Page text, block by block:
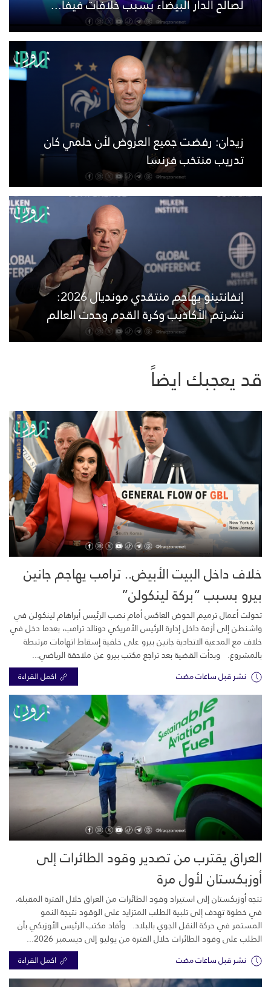
لصالح الدار البيضاء بسبب خلافات فيفا...
زيدان: رفضت جميع العروض لأن حلمي كان
تدريب منتخب فرنسا
إنفانتينو يهاجم منتقدي مونديال 2026:
نشرتم الأكاذيب وكرة القدم وحدت العالم
قد يعجبك ايضاً
خلاف داخل البيت الأبيض.. ترامب يهاجم جانين
بيرو بسبب “بركة لينكولن”
تحولت أعمال ترميم الحوض العاكس أمام نصب الرئيس أبراهام لينكولن في
واشنطن إلى أزمة داخل إدارة الرئيس الأمريكي دونالد ترامب، بعدما دخل في
خلاف مع المدعية الاتحادية جانين بيرو على خلفية إسقاط اتهامات مرتبطة
بالمشروع. وبدأت القضية بعد تراجع مكتب بيرو عن ملاحقة الرياضي...
نشر قبل ساعات مضت اكمل القراءة
العراق يقترب من تصدير وقود الطائرات إلى
أوزبكستان لأول مرة
تتجه أوزبكستان إلى استيراد وقود الطائرات من العراق خلال الفترة المقبلة،
في خطوة تهدف إلى تلبية الطلب المتزايد على الوقود نتيجة النمو
المستمر في حركة النقل الجوي بالبلاد. وأفاد مكتب الرئيس الأوزبكي بأن
الطلب على وقود الطائرات خلال الفترة من يوليو إلى ديسمبر 2026...
نشر قبل ساعات مضت اكمل القراءة